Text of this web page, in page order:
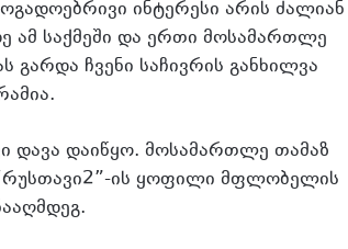
ინტერესი არის ძალიან
საქმეში და ერთი მოსამართლე
ჩვენი საჩივრის განხილვა
დავა დაიწყო. მოსამართლე თამაზ
ის ყოფილი მფლობელის